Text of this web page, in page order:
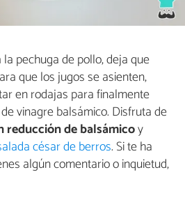
pechuga de pollo, deja que
que los jugos se asienten,
en rodajas para finalmente
vinagre balsámico. Disfruta de
reducción de balsámicoy
césar de berros. Si te ha
algún comentario o inquietud,